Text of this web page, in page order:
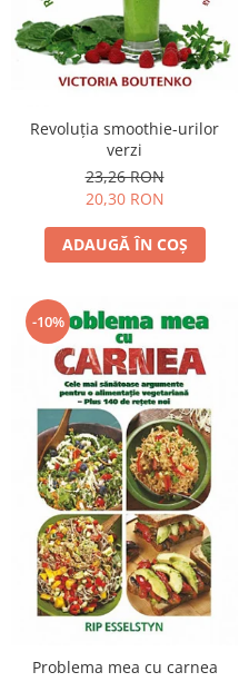
Revoluţia smoothie-urilor
verzi
23,26 RON
20,30 RON
ADAUGĂ ÎN COȘ
-10%
Problema mea cu carnea